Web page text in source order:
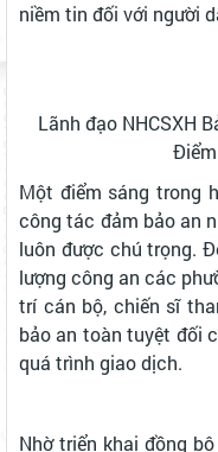
niềm tin đối với người
Lãnh đạo NHCSXH
Một điểm sáng trong
công tác đảm bảo an
luôn được chú trọng.
lượng công an các
trí cán bộ, chiến sĩ
bảo an toàn tuyệt đối
quá trình giao dịch.
Nhờ triển khai đồng